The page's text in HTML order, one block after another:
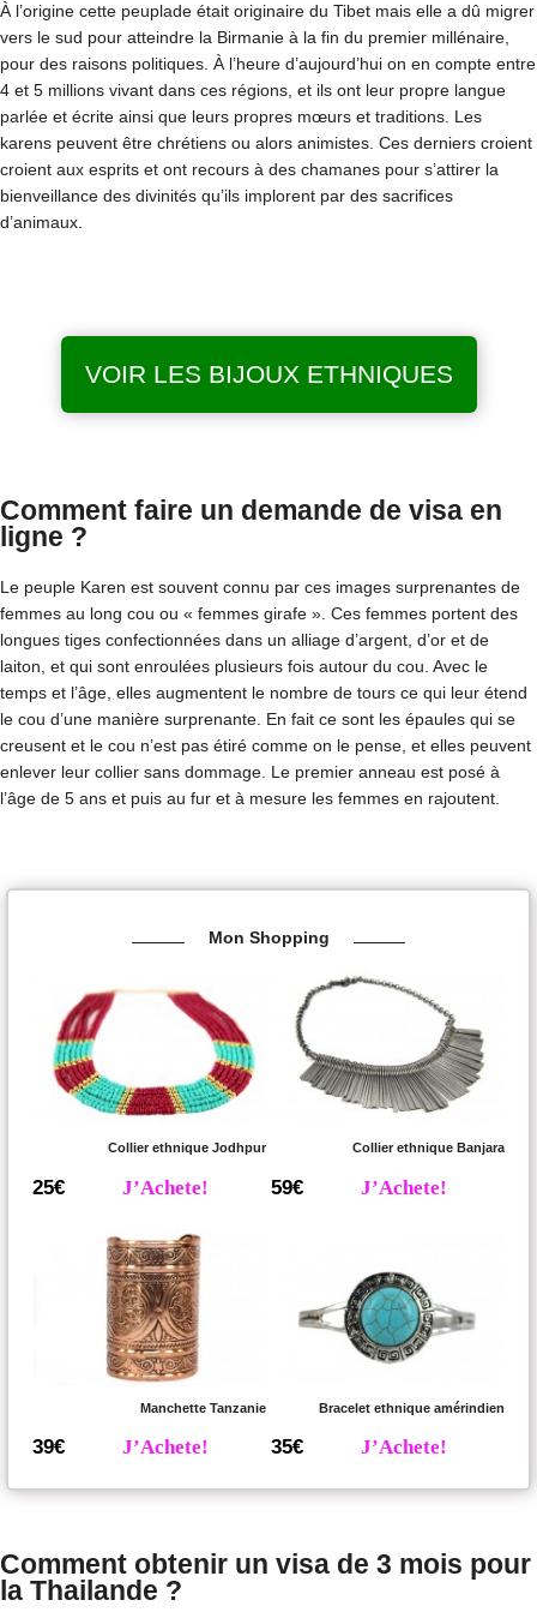
À l’origine cette peuplade était originaire du Tibet mais elle a dû migrer
vers le sud pour atteindre la Birmanie à la fin du premier millénaire,
pour des raisons politiques. À l’heure d’aujourd’hui on en compte entre
4 et 5 millions vivant dans ces régions, et ils ont leur propre langue
parlée et écrite ainsi que leurs propres mœurs et traditions. Les
karens peuvent être chrétiens ou alors animistes. Ces derniers croient
croient aux esprits et ont recours à des chamanes pour s’attirer la
bienveillance des divinités qu’ils implorent par des sacrifices
d’animaux.
VOIR LES BIJOUX ETHNIQUES
Comment faire un demande de visa en
ligne ?
Le peuple Karen est souvent connu par ces images surprenantes de
femmes au long cou ou « femmes girafe ». Ces femmes portent des
longues tiges confectionnées dans un alliage d’argent, d’or et de
laiton, et qui sont enroulées plusieurs fois autour du cou. Avec le
temps et l’âge, elles augmentent le nombre de tours ce qui leur étend
le cou d’une manière surprenante. En fait ce sont les épaules qui se
creusent et le cou n’est pas étiré comme on le pense, et elles peuvent
enlever leur collier sans dommage. Le premier anneau est posé à
l’âge de 5 ans et puis au fur et à mesure les femmes en rajoutent.
Mon Shopping
Collier ethnique Jodhpur
25€ J’Achete!
Collier ethnique Banjara
59€ J’Achete!
Manchette Tanzanie
39€ J’Achete!
Bracelet ethnique amérindien
35€ J’Achete!
Comment obtenir un visa de 3 mois pour
la Thailande ?